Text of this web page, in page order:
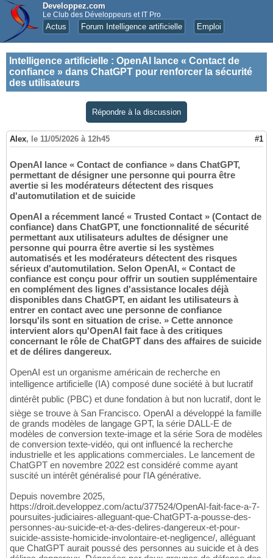
Developpez.com
Le Club des Développeurs et IT Pro
Actus Forum Intelligence artificielle Emploi
Intelligence artificielle : OpenAI lance « Contact de
confiance » dans ChatGPT pour renforcer la sécurité
des utilisateurs
Répondre à la discussion
Alex, le 11/05/2026 à 12h45 #1
OpenAI lance « Contact de confiance » dans ChatGPT,
permettant de désigner une personne qui pourra être
avertie si les modérateurs détectent des risques
d'automutilation et de suicide
OpenAI a récemment lancé « Trusted Contact » (Contact de
confiance) dans ChatGPT, une fonctionnalité de sécurité
permettant aux utilisateurs adultes de désigner une
personne qui pourra être avertie si les systèmes
automatisés et les modérateurs détectent des risques
sérieux d'automutilation. Selon OpenAI, « Contact de
confiance est conçu pour offrir un soutien supplémentaire
en complément des lignes d'assistance locales déjà
disponibles dans ChatGPT, en aidant les utilisateurs à
entrer en contact avec une personne de confiance
lorsqu'ils sont en situation de crise. » Cette annonce
intervient alors qu'OpenAI fait face à des critiques
concernant le rôle de ChatGPT dans des affaires de suicide
et de délires dangereux.
OpenAI est un organisme américain de recherche en
intelligence artificielle (IA) composé dune société à but lucratif
dintérêt public (PBC) et dune fondation à but non lucratif, dont le
siège se trouve à San Francisco. OpenAI a développé la famille
de grands modèles de langage GPT, la série DALL-E de
modèles de conversion texte-image et la série Sora de modèles
de conversion texte-vidéo, qui ont influencé la recherche
industrielle et les applications commerciales. Le lancement de
ChatGPT en novembre 2022 est considéré comme ayant
suscité un intérêt généralisé pour l'IA générative.
Depuis novembre 2025,
https://droit.developpez.com/actu/377524/OpenAI-fait-face-a-7-
poursuites-judiciaires-alleguant-que-ChatGPT-a-pousse-des-
personnes-au-suicide-et-a-des-delires-dangereux-et-pour-
suicide-assiste-homicide-involontaire-et-negligence/, alléguant
que ChatGPT aurait poussé des personnes au suicide et à des